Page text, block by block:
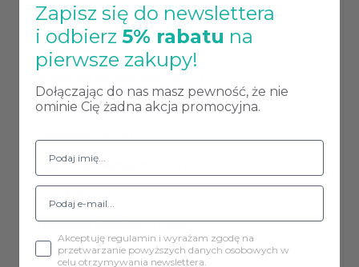
Rodzaj materiału: Mikrofaza
Wysokość: 69 cm,
Wysokość do podłokietnika: 58 cm,
Głębokość: 60 cm,
Głębokość siedziska: 41 cm,
Szerokość siedziska: 42 cm,
Wysokość oparcia: 34 cm,
Zapisz się do newslettera
i odbierz 5% rabatu na
pierwsze zakupy!
Dołączając do nas masz pewność, że nie
ominie Cię żadna akcja promocyjna.
Akceptuję regulamin i wyrażam zgodę na
przetwarzanie powyższych danych osobowych w
celu otrzymywania newslettera.